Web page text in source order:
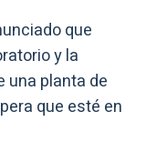
que
y la
una planta de
que esté en